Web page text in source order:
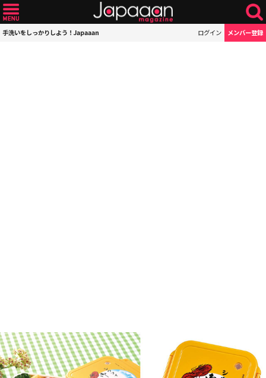
手洗いをしっかりしよう！Japaaan ログイン メンバー登録